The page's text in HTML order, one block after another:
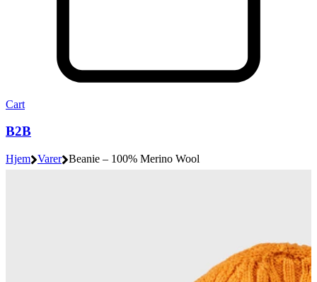
Cart
B2B
Hjem Varer Beanie – 100% Merino Wool